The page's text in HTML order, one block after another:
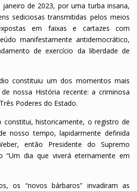
de 2023, por uma turba insana,
sediciosas transmitidas pelos meios
em faixas e cartazes com
manifestamente antidemocrático,
de exercício da liberdade de
constituiu um dos momentos mais
nossa História recente: a criminosa
Poderes do Estado.
constitui, historicamente, o registro de
nosso tempo, lapidarmente definida
então Presidente do Supremo
“Um dia que viverá eternamente em
os “novos bárbaros” invadiram as